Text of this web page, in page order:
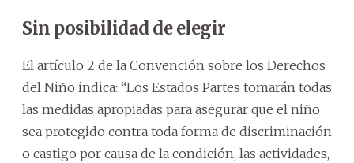
Sin posibilidad de elegir
El artículo 2 de la Convención sobre los Derechos
del Niño indica: “Los Estados Partes tomarán todas
las medidas apropiadas para asegurar que el niño
sea protegido contra toda forma de discriminación
o castigo por causa de la condición, las actividades,